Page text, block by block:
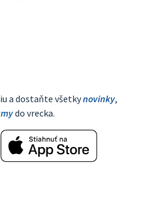
a dostaňte všetkynovinky,
do vrecka.